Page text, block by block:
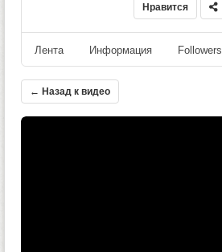
Нравится
Лента Информация Followers
← Назад к видео